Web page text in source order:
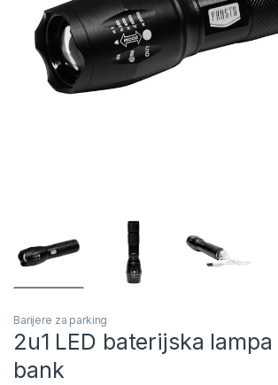
Barijere za parking
2u1 LED baterijska
bank